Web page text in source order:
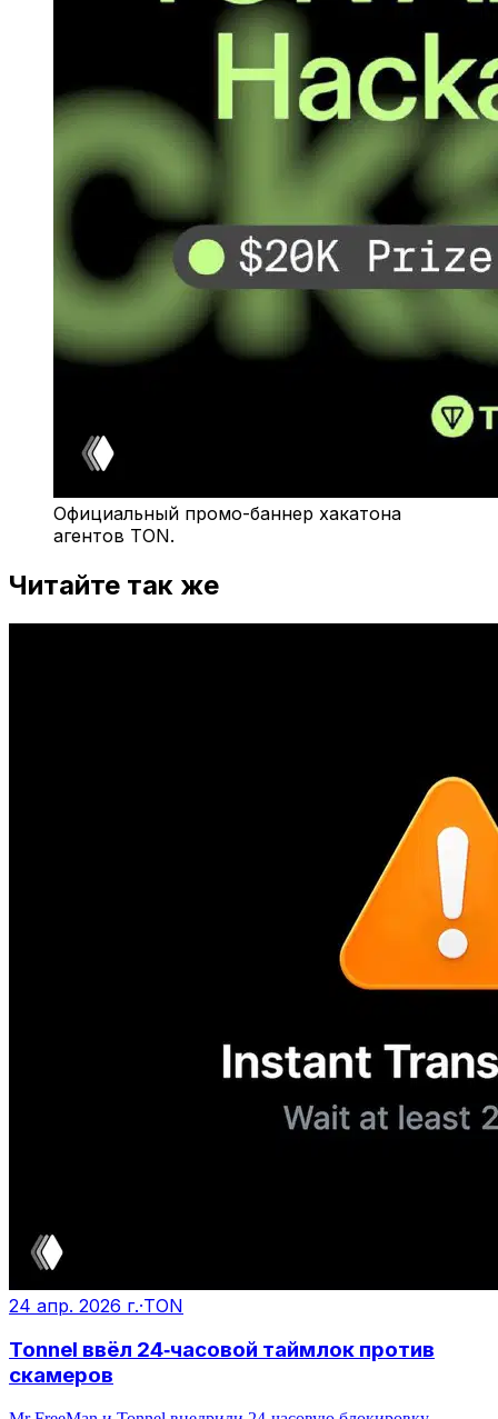
Официальный промо-баннер хакатона
агентов TON.
Читайте так же
24 апр. 2026 г.·TON
Tonnel ввёл 24‑часовой таймлок против
скамеров